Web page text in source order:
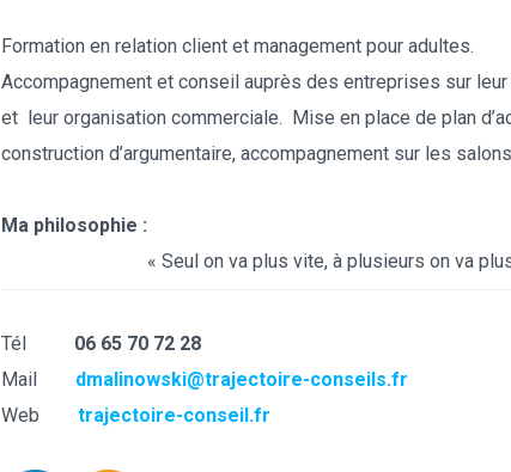
Formation en relation client et management pour adultes.
Accompagnement et conseil auprès des entreprises sur
et leur organisation commerciale. Mise en place de plan
construction d’argumentaire, accompagnement sur les
Ma philosophie :
« Seul on va plus vite, à plusieurs on va
Tél 06 65 70 72 28
Mail dmalinowski@trajectoire-conseils.fr
Web trajectoire-conseil.fr